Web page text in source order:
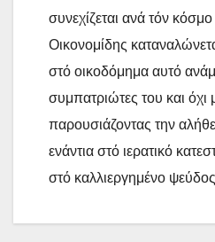
συνεχίζεται ανά τόν
Οικονομίδης
στό οικοδόμημα αυτό
συμπατριώτες του και όχι
παρουσιάζοντας την
ενάντια στό ιερατικό
στό καλλιεργημένο